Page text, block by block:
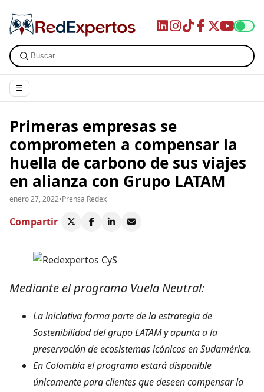
☰
Primeras empresas se
comprometen a compensar la
huella de carbono de sus viajes
en alianza con Grupo LATAM
enero 27, 2022•Prensa Redex
Compartir
Mediante el programa Vuela Neutral:
La iniciativa forma parte de la estrategia de
Sostenibilidad del grupo LATAM y apunta a la
preservación de ecosistemas icónicos en Sudamérica.
En Colombia el programa estará disponible
únicamente para clientes que deseen compensar la